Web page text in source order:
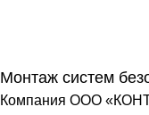
Монтаж систем
Компания ООО